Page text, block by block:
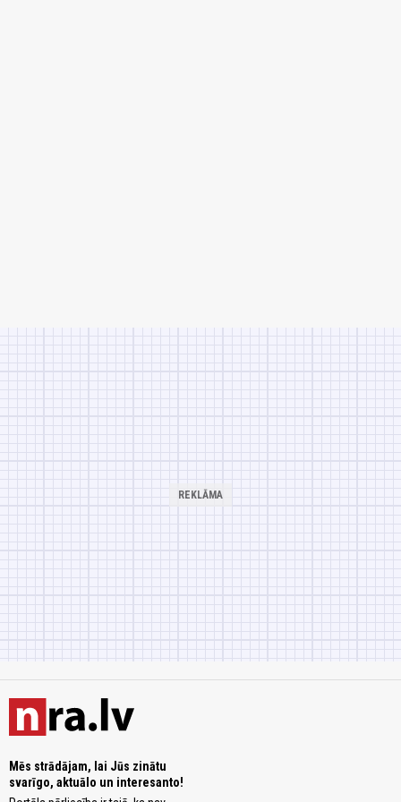
Mēs strādājam, lai Jūs zinātu
svarīgo, aktuālo un interesanto!